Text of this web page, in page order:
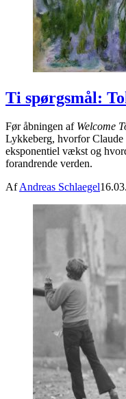
Ti spørgsmål:
Før åbningen af Welcome
Lykkeberg, hvorfor
eksponentiel vækst og
forandrende verden.
AfAndreas Schlaegel